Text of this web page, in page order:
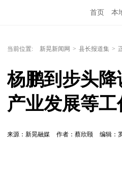
首页 本
当前位置: 新晃新闻网 > 县长报道集 >
杨鹏到步头
产业发展等工
来源：新晃融媒 作者：蔡欣颐 编辑：